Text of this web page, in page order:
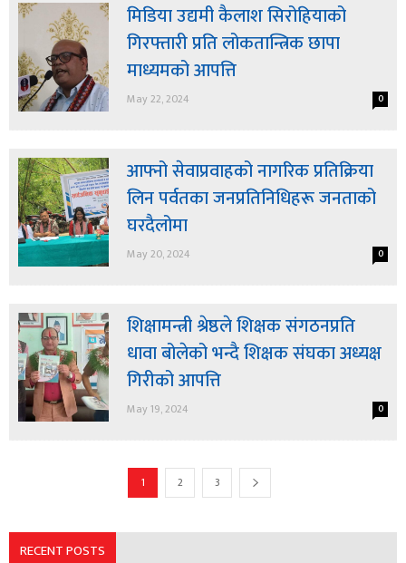
मिडिया उद्यमी कैलाश सिरोहियाको
गिरफ्तारी प्रति लोकतान्त्रिक छापा
माध्यमको आपत्ति
May 22, 2024 0
आफ्नो सेवाप्रवाहको नागरिक प्रतिक्रिया
लिन पर्वतका जनप्रतिनिधिहरू जनताको
घरदैलोमा
May 20, 2024 0
शिक्षामन्त्री श्रेष्ठले शिक्षक संगठनप्रति
धावा बोलेको भन्दै शिक्षक संघका अध्यक्ष
गिरीको आपत्ति
May 19, 2024 0
1 2 3
RECENT POSTS